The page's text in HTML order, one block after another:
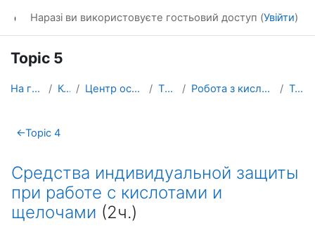
Наразі ви використовуєте гостьовий доступ (Увійти)
Topic 5
На головну Курси Центр освітніх послуг ТРДК-ІК Робота з кислотами та лугами Topic 5
Схема розділу
←Topic 4
Средства индивидуальной защиты
при работе с кислотами и
щелочами (2ч.)